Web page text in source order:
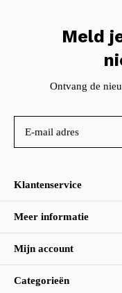
Meld
Ontvang de
Klantenservice
Meer informatie
Mijn account
Categorieën